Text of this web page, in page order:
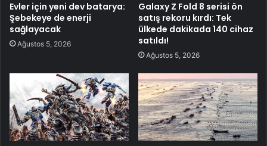
Evler için yeni dev batarya:
Şebekeye de enerji
sağlayacak
Ağustos 5, 2026
Galaxy Z Fold 8 serisi ön
satış rekoru kırdı: Tek
ülkede dakikada 140 cihaz
satıldı!
Ağustos 5, 2026